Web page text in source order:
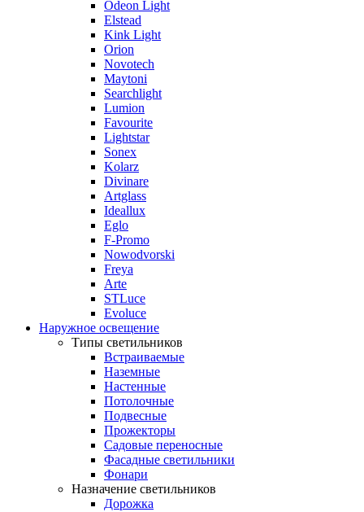
Odeon Light
Elstead
Kink Light
Orion
Novotech
Maytoni
Searchlight
Lumion
Favourite
Lightstar
Sonex
Kolarz
Divinare
Artglass
Ideallux
Eglo
F-Promo
Nowodvorski
Freya
Arte
STLuce
Evoluce
Наружное освещение
Типы светильников
Встраиваемые
Наземные
Настенные
Потолочные
Подвесные
Прожекторы
Садовые переносные
Фасадные светильники
Фонари
Назначение светильников
Дорожка